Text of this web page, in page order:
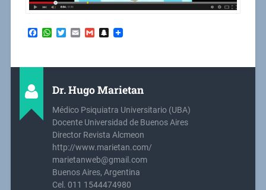
Facebook
WhatsApp
Twitter
EmailGmailSnapchat
Dr. Hugo Marietan
Médico Psiquiatra Universitario (UBA)
Docente Universidad de Buenos Aires
Director Revista Alcmeon
http://www.marietan.com/
marietanweb@gmail.com
Buenos Aires, Argentina
Cel. 011 1544474980